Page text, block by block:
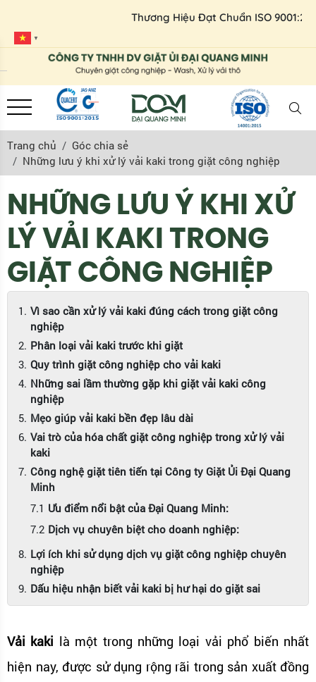
Thương Hiệu Đạt Chuẩn ISO 9001:2015 -
▼
Trang chủ
Góc chia sẻ
Những lưu ý khi xử lý vải kaki trong giặt công nghiệp
NHỮNG LƯU Ý KHI XỬ
LÝ VẢI KAKI TRONG
GIẶT CÔNG NGHIỆP
Vì sao cần xử lý vải kaki đúng cách trong giặt công
nghiệp
Phân loại vải kaki trước khi giặt
Quy trình giặt công nghiệp cho vải kaki
Những sai lầm thường gặp khi giặt vải kaki công
nghiệp
Mẹo giúp vải kaki bền đẹp lâu dài
Vai trò của hóa chất giặt công nghiệp trong xử lý vải
kaki
Công nghệ giặt tiên tiến tại Công ty Giặt Ủi Đại Quang
Minh
Ưu điểm nổi bật của Đại Quang Minh:
Dịch vụ chuyên biệt cho doanh nghiệp:
Lợi ích khi sử dụng dịch vụ giặt công nghiệp chuyên
nghiệp
Dấu hiệu nhận biết vải kaki bị hư hại do giặt sai
Vải kaki là một trong những loại vải phổ biến nhất
hiện nay, được sử dụng rộng rãi trong sản xuất đồng